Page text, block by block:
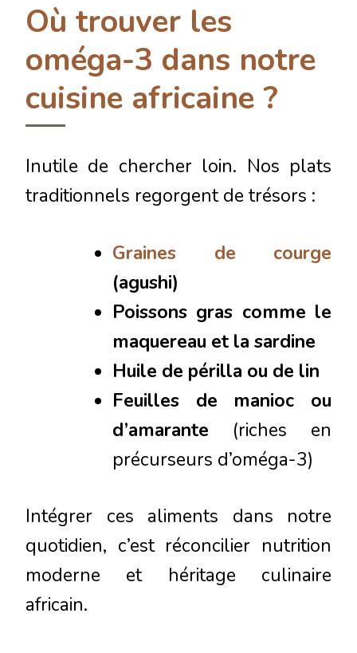
Où trouver les
oméga-3 dans notre
cuisine africaine ?
Inutile de chercher loin. Nos plats
traditionnels regorgent de trésors :
Graines de courge
(agushi)
Poissons gras comme le
maquereau et la sardine
Huile de périlla ou de lin
Feuilles de manioc ou
d’amarante (riches en
précurseurs d’oméga-3)
Intégrer ces aliments dans notre
quotidien, c’est réconcilier nutrition
moderne et héritage culinaire
africain.